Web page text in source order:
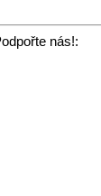
nás!: